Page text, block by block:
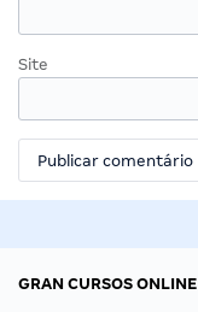
Site
GRAN CURSOS ONLINE